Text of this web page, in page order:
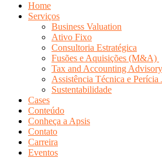
Home
Serviços
Business Valuation
Ativo Fixo
Consultoria Estratégica
Fusões e Aquisições (M&A)
Tax and Accounting Advisory
Assistência Técnica e Perícia
Sustentabilidade
Cases
Conteúdo
Conheça a Apsis
Contato
Carreira
Eventos